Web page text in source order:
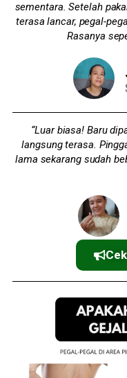
sementara. Setelah
terasa lancar, pegal-
Rasanya
“Luar biasa! Baru
langsung terasa.
lama sekarang sudah